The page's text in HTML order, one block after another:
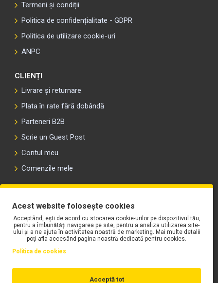
Termeni și condiții
Politica de confidențialitate - GDPR
Politica de utilizare cookie-uri
ANPC
CLIENȚI
Livrare și returnare
Plata în rate fără dobândă
Parteneri B2B
Scrie un Guest Post
Contul meu
Comenzile mele
Acest website folosește cookies
Acceptând, ești de acord cu stocarea cookie-urilor pe dispozitivul tău,
pentru a îmbunătăți navigarea pe site, pentru a analiza utilizarea site-
ului și a ne ajuta în activitatea noastră de marketing. Mai multe detalii
poți afla accesând pagina noastră dedicată pentru cookies.
Politica de cookies
Acceptă tot